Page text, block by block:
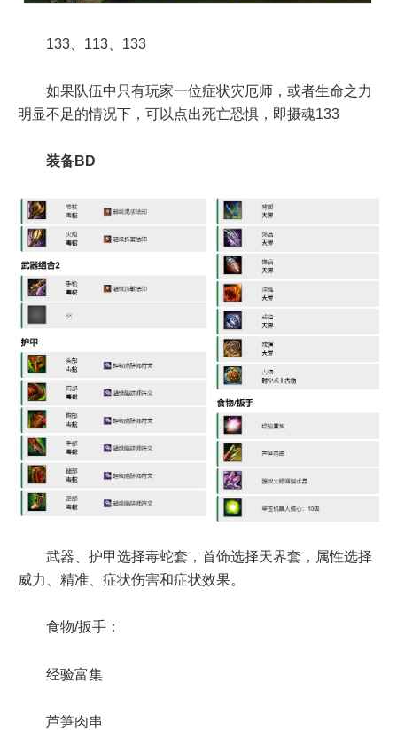
133、113、133
如果队伍中只有玩家一位症状灾厄师，或者生命之力
明显不足的情况下，可以点出死亡恐惧，即摄魂133
装备BD
武器、护甲选择毒蛇套，首饰选择天界套，属性选择
威力、精准、症状伤害和症状效果。
食物/扳手：
经验富集
芦笋肉串